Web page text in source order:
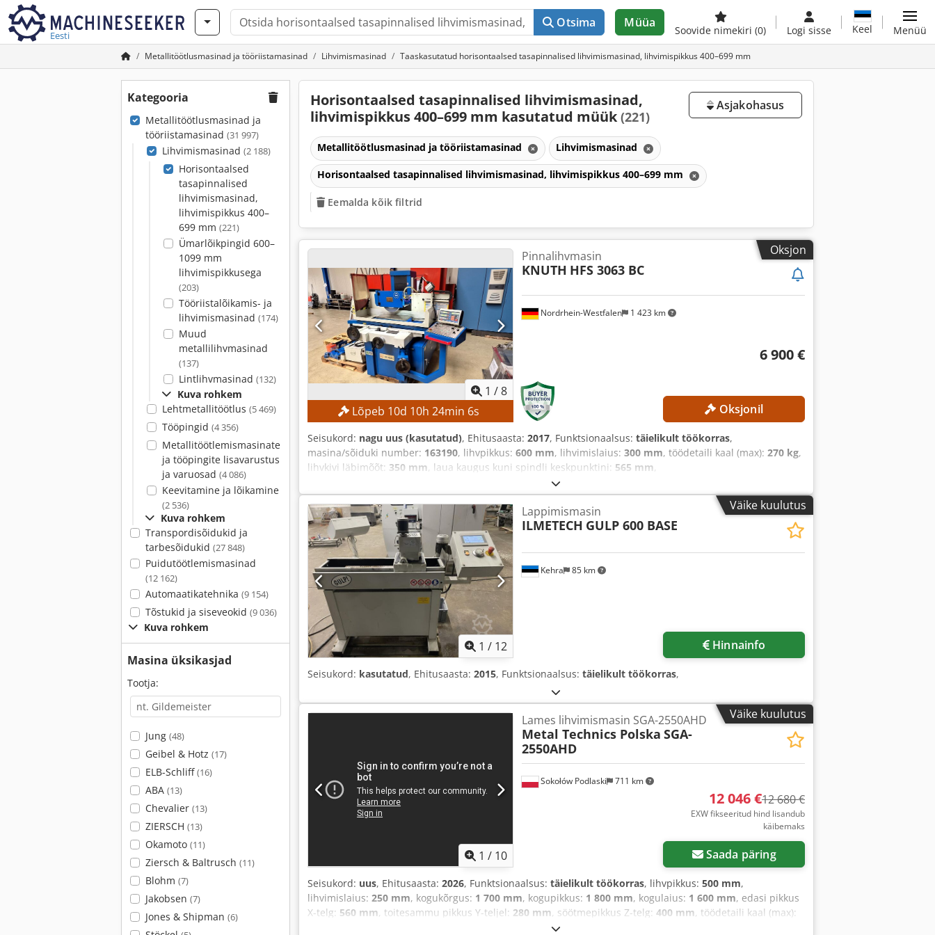
Eesti
Otsima Müüa
Soovide nimekiri (0) Logi sisse Keel Menüü
Metallitöötlusmasinad ja tööriistamasinad Lihvimismasinad Taaskasutatud horisontaalsed tasapinnalised lihvimismasinad, lihvimispikkus 400–699 mm
Kategooria
Metallitöötlusmasinad ja
tööriistamasinad (31 997)
Lihvimismasinad (2 188)
Horisontaalsed
tasapinnalised
lihvimismasinad,
lihvimispikkus 400–
699 mm (221)
Ümarlõikpingid 600–
1099 mm
lihvimispikkusega
(203)
Tööriistalõikamis- ja
lihvimismasinad (174)
Muud
metallilihvmasinad
(137)
Lintlihvmasinad (132)
Kuva rohkem
Lehtmetallitöötlus (5 469)
Tööpingid (4 356)
Metallitöötlemismasinate
ja tööpingite lisavarustus
ja varuosad (4 086)
Keevitamine ja lõikamine
(2 536)
Kuva rohkem
Transpordisõidukid ja
tarbesõidukid (27 848)
Puidutöötlemismasinad
(12 162)
Automaatikatehnika (9 154)
Tõstukid ja siseveokid (9 036)
Kuva rohkem
Masina üksikasjad
Tootja:
Jung (48)
Geibel & Hotz (17)
ELB-Schliff(16)
ABA (13)
Chevalier (13)
ZIERSCH (13)
Okamoto (11)
Ziersch & Baltrusch (11)
Blohm (7)
Jakobsen (7)
Jones & Shipman (6)
Horisontaalsed tasapinnalised lihvimismasinad,
lihvimispikkus 400–699 mm kasutatud müük (221)
Asjakohasus
Metallitöötlusmasinad ja tööriistamasinad Lihvimismasinad
Horisontaalsed tasapinnalised lihvimismasinad, lihvimispikkus 400–699 mm
Eemalda kõik filtrid
Oksjon
1 /8
Lõpeb 10d 10h24min 5s
Nordrhein-Westfalen 1 423 km
Pinnalihvmasin
KNUTH HFS 3063 BC
6 900 €
Oksjonil
Seisukord: nagu uus (kasutatud), Ehitusaasta: 2017, Funktsionaalsus: täielikult töökorras,
masina/sõiduki number: 163190, lihvpikkus: 600 mm, lihvimislaius: 300 mm, töödetaili kaal (max): 270 kg,
lihvkivi läbimõõt: 350 mm, laua kaugus kuni spindli keskpunktini: 565 mm,
Väike kuulutus
1 / 12
Kehra 85 km
Lappimismasin
ILMETECH GULP 600 BASE
Hinnainfo
Seisukord: kasutatud, Ehitusaasta: 2015, Funktsionaalsus: täielikult töökorras,
Väike kuulutus
1 / 10
Sokołów Podlaski 711 km
Lames lihvimismasin SGA-2550AHD
Metal Technics Polska SGA-
2550AHD
12 046 €12 680 €
EXW fikseeritud hind lisandub
käibemaks
Saada päring
Seisukord: uus, Ehitusaasta: 2026, Funktsionaalsus: täielikult töökorras, lihvpikkus: 500 mm,
lihvimislaius: 250 mm, kogukõrgus: 1 700 mm, kogupikkus: 1 800 mm, kogulaius: 1 600 mm, edasi pikkus
X-telg: 560 mm, toitesammu pikkus Y-teljel: 280 mm, söötmepikkus Z-telg: 400 mm, töödetaili kaal (max):
, X-telje etteandekiirus: